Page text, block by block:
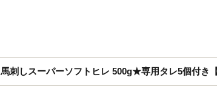
馬刺しスーパーソフトヒレ 500g★専用タレ5個付き【